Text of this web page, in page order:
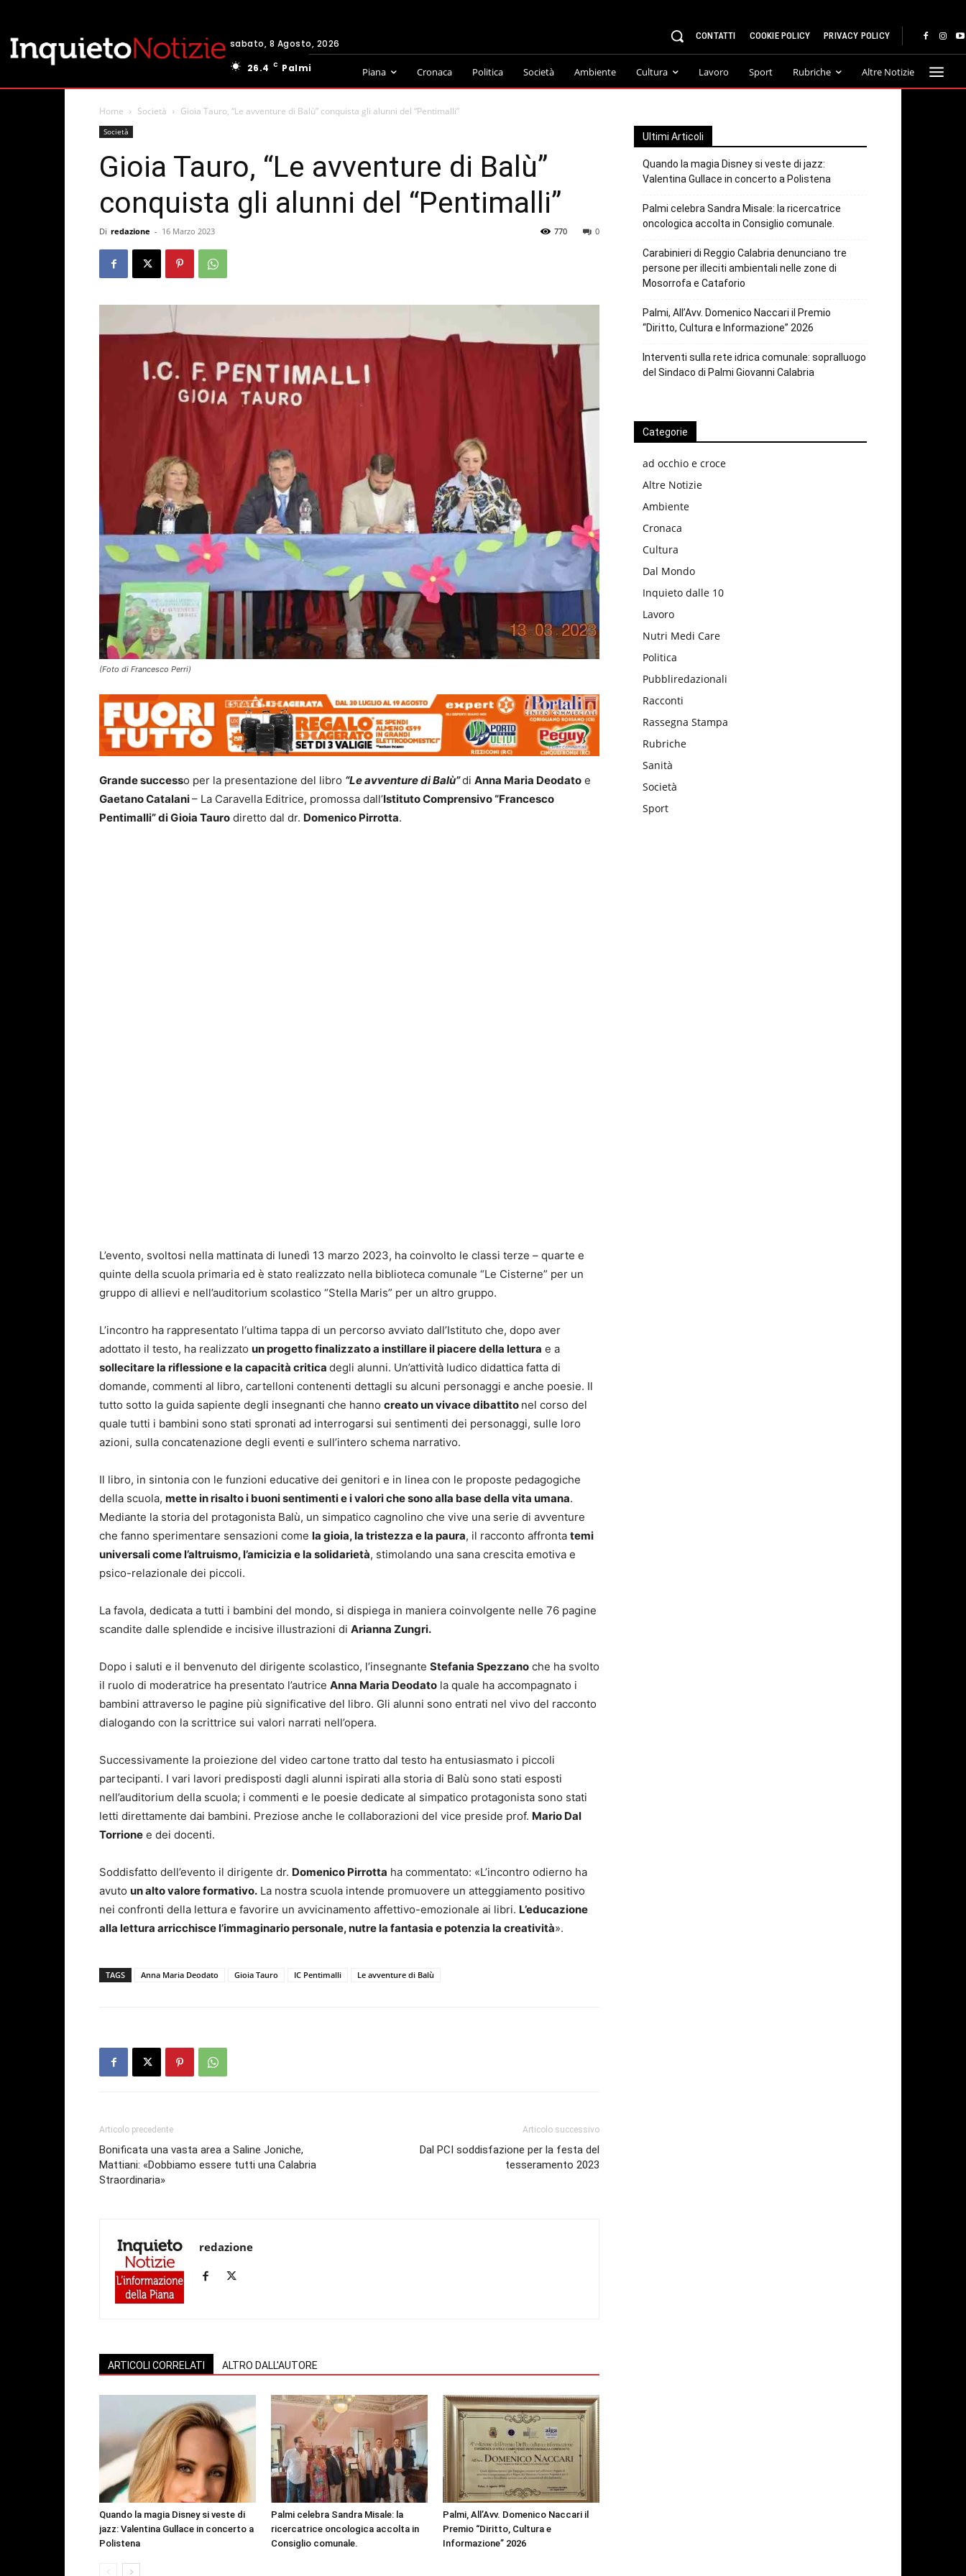
sabato, 8 Agosto, 2026
26.4
C Palmi
CONTATTI COOKIE POLICY PRIVACY POLICY
Piana Cronaca Politica Società Ambiente Cultura Lavoro Sport Rubriche Altre Notizie
Home Società Gioia Tauro, “Le avventure di Balù” conquista gli alunni del “Pentimalli”
Società
Gioia Tauro, “Le avventure di Balù”
conquista gli alunni del “Pentimalli”
Di redazione - 16 Marzo 2023 0
770
(Foto di Francesco Perri)
Grande successo per la presentazione del libro “Le avventure di Balù”di Anna Maria Deodato e
Gaetano Catalani– La Caravella Editrice, promossa dall’Istituto Comprensivo “Francesco
Pentimalli” di Gioia Tauro diretto dal dr. Domenico Pirrotta.
L’evento, svoltosi nella mattinata di lunedì 13 marzo 2023, ha coinvolto le classi terze – quarte e
quinte della scuola primaria ed è stato realizzato nella biblioteca comunale “Le Cisterne” per un
gruppo di allievi e nell’auditorium scolastico “Stella Maris” per un altro gruppo.
L’incontro ha rappresentato l‘ultima tappa di un percorso avviato dall’Istituto che, dopo aver
adottato il testo, ha realizzato un progetto finalizzato a instillare il piacere della lettura e a
sollecitare la riflessione e la capacità critica degli alunni. Un’attività ludico didattica fatta di
domande, commenti al libro, cartelloni contenenti dettagli su alcuni personaggi e anche poesie. Il
tutto sotto la guida sapiente degli insegnanti che hanno creato un vivace dibattito nel corso del
quale tutti i bambini sono stati spronati ad interrogarsi sui sentimenti dei personaggi, sulle loro
azioni, sulla concatenazione degli eventi e sull’intero schema narrativo.
Il libro, in sintonia con le funzioni educative dei genitori e in linea con le proposte pedagogiche
della scuola, mette in risalto i buoni sentimenti e i valori che sono alla base della vita umana.
Mediante la storia del protagonista Balù, un simpatico cagnolino che vive una serie di avventure
che fanno sperimentare sensazioni come la gioia, la tristezza e la paura, il racconto affronta temi
universali come l’altruismo, l’amicizia e la solidarietà, stimolando una sana crescita emotiva e
psico-relazionale dei piccoli.
La favola, dedicata a tutti i bambini del mondo, si dispiega in maniera coinvolgente nelle 76 pagine
scandite dalle splendide e incisive illustrazioni di Arianna Zungri.
Dopo i saluti e il benvenuto del dirigente scolastico, l’insegnante Stefania Spezzano che ha svolto
il ruolo di moderatrice ha presentato l’autrice Anna Maria Deodato la quale ha accompagnato i
bambini attraverso le pagine più significative del libro. Gli alunni sono entrati nel vivo del racconto
dialogando con la scrittrice sui valori narrati nell’opera.
Successivamente la proiezione del video cartone tratto dal testo ha entusiasmato i piccoli
partecipanti. I vari lavori predisposti dagli alunni ispirati alla storia di Balù sono stati esposti
nell’auditorium della scuola; i commenti e le poesie dedicate al simpatico protagonista sono stati
letti direttamente dai bambini. Preziose anche le collaborazioni del vice preside prof. Mario Dal
Torrione e dei docenti.
Soddisfatto dell’evento il dirigente dr. Domenico Pirrotta ha commentato: «L’incontro odierno ha
avuto un alto valore formativo. La nostra scuola intende promuovere un atteggiamento positivo
nei confronti della lettura e favorire un avvicinamento affettivo-emozionale ai libri. L’educazione
alla lettura arricchisce l’immaginario personale, nutre la fantasia e potenzia la creatività».
TAGS Anna Maria Deodato Gioia Tauro IC Pentimalli Le avventure di Balù
Articolo precedente
Bonificata una vasta area a Saline Joniche,
Mattiani: «Dobbiamo essere tutti una Calabria
Straordinaria»
Articolo successivo
Dal PCI soddisfazione per la festa del
tesseramento 2023
redazione
ARTICOLI CORRELATI ALTRO DALL'AUTORE
Quando la magia Disney si veste di
jazz: Valentina Gullace in concerto a
Polistena
Palmi celebra Sandra Misale: la
ricercatrice oncologica accolta in
Consiglio comunale.
Palmi, All’Avv. Domenico Naccari il
Premio “Diritto, Cultura e
Informazione” 2026
Ultimi Articoli
Quando la magia Disney si veste di jazz:
Valentina Gullace in concerto a Polistena
Palmi celebra Sandra Misale: la ricercatrice
oncologica accolta in Consiglio comunale.
Carabinieri di Reggio Calabria denunciano tre
persone per illeciti ambientali nelle zone di
Mosorrofa e Cataforio
Palmi, All’Avv. Domenico Naccari il Premio
“Diritto, Cultura e Informazione” 2026
Interventi sulla rete idrica comunale: sopralluogo
del Sindaco di Palmi Giovanni Calabria
Categorie
ad occhio e croce
Altre Notizie
Ambiente
Cronaca
Cultura
Dal Mondo
Inquieto dalle 10
Lavoro
Nutri Medi Care
Politica
Pubbliredazionali
Racconti
Rassegna Stampa
Rubriche
Sanità
Società
Sport